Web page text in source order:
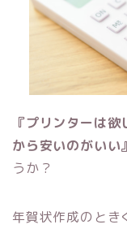
『プリンターは
から安いのがいい』
うか？
年賀状作成のとき